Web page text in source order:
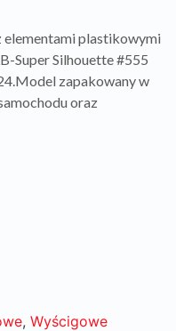
plastikowymi
Super Silhouette #555
zapakowany w
oraz
, Wyścigowe